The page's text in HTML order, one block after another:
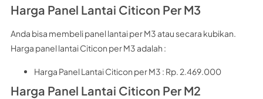
Harga Panel Lantai Citicon Per M3
Anda bisa membeli panel lantai per M3 atau secara kubikan.
Harga panel lantai Citicon per M3 adalah :
Harga Panel Lantai Citicon per M3 : Rp. 2.469.000
Harga Panel Lantai Citicon Per M2